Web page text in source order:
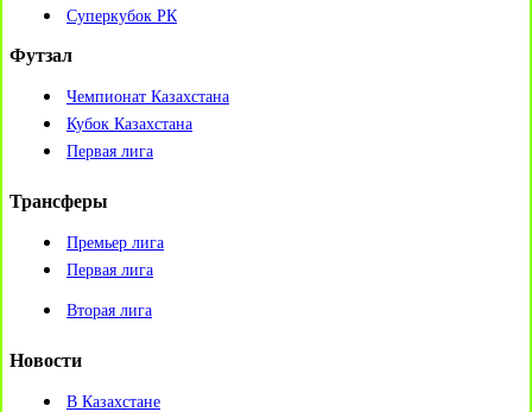
Суперкубок РК
Футзал
Чемпионат Казахстана
Кубок Казахстана
Первая лига
Трансферы
Премьер лига
Первая лига
Вторая лига
Новости
В Казахстане